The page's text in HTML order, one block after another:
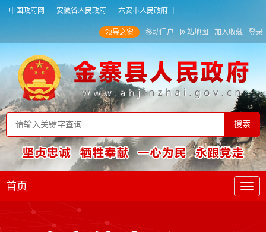
中国政府网 安徽省人民政府 六安市人民政府
领导之窗 移动门户 网站地图 加入收藏 登录
首页